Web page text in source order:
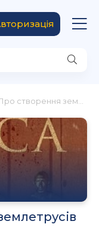
створення землетрусів